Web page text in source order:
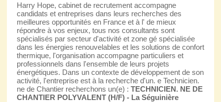
Harry Hope, cabinet de recrutement accompagne
candidats et entreprises dans leurs recherches des
meilleures opportunités en France et à l' de mieux
répondre à vos enjeux, tous nos consultants sont
spécialisés par secteur d'activité et zone gé spécialisée
dans les énergies renouvelables et les solutions de confort
thermique, l'organisation accompagne particuliers et
professionnels dans l'ensemble de leurs projets
énergétiques. Dans un contexte de développement de son
activité, l'entreprise est à la recherche d'un. e Technicien.
ne de Chantier recherchons un(e) : TECHNICIEN. NE DE
CHANTIER POLYVALENT (H/F) - La Séguinière